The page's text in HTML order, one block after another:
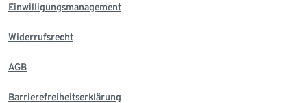
Einwilligungsmanagement
Widerrufsrecht
AGB
Barrierefreiheitserklärung